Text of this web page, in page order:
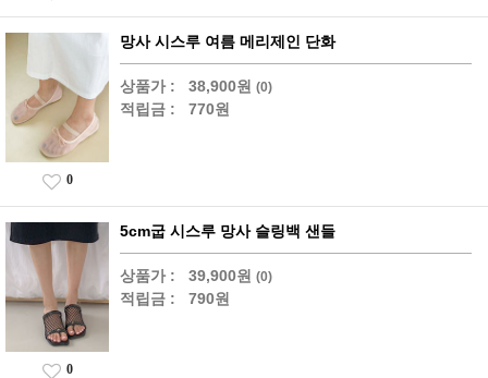
망사 시스루 여름 메리제인 단화
상품가 : 38,900원 (0)
적립금 : 770원
0
5cm굽 시스루 망사 슬링백 샌들
상품가 : 39,900원 (0)
적립금 : 790원
0